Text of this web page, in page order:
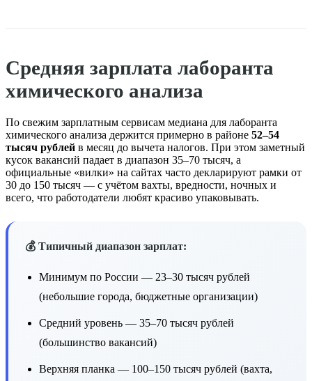
Средняя зарплата лаборанта
химического анализа
По свежим зарплатным сервисам медиана для лаборанта
химического анализа держится примерно в районе 52–54
тысяч рублей в месяц до вычета налогов. При этом заметный
кусок вакансий падает в диапазон 35–70 тысяч, а
официальные «вилки» на сайтах часто декларируют рамки от
30 до 150 тысяч — с учётом вахты, вредности, ночных и
всего, что работодатели любят красиво упаковывать.
💰 Типичный диапазон зарплат:
Минимум по России — 23–30 тысяч рублей
(небольшие города, бюджетные организации)
Средний уровень — 35–70 тысяч рублей
(большинство вакансий)
Верхняя планка — 100–150 тысяч рублей (вахта,